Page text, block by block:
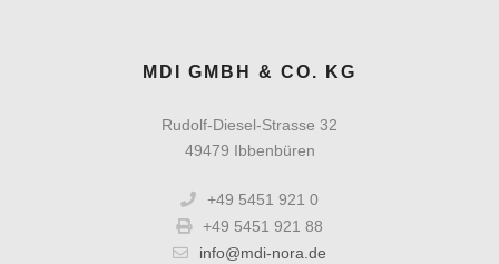
MDI GMBH & CO. KG
Rudolf-Diesel-Strasse 32
49479 Ibbenbüren
+49 5451 921 0
+49 5451 921 88
info@mdi-nora.de